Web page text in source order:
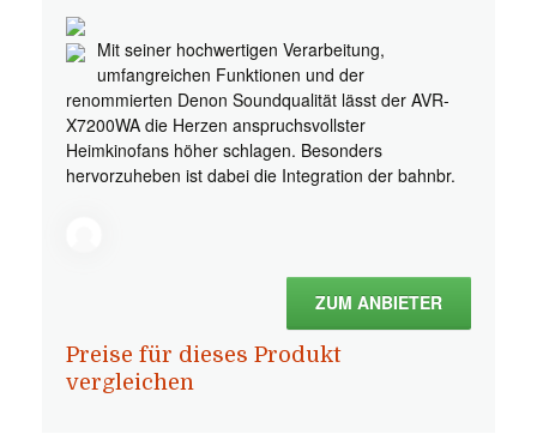
Mit seiner hochwertigen Verarbeitung,
umfangreichen Funktionen und der
renommierten Denon Soundqualität lässt der AVR-
X7200WA die Herzen anspruchsvollster
Heimkinofans höher schlagen. Besonders
hervorzuheben ist dabei die Integration der bahnbr.
ZUM ANBIETER
Preise für dieses Produkt
vergleichen